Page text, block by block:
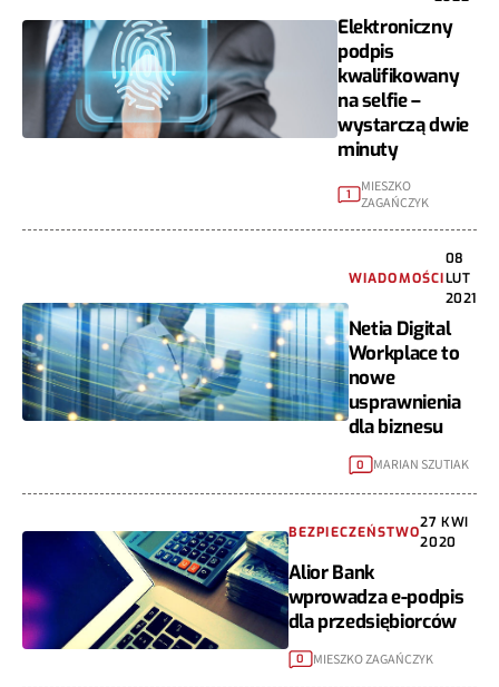
Elektroniczny
podpis
kwalifikowany
na selfie –
wystarczą dwie
minuty
1
MIESZKO
ZAGAŃCZYK
WIADOMOŚCI
08
LUT
2021
Netia Digital
Workplace to
nowe
usprawnienia
dla biznesu
0 MARIAN SZUTIAK
BEZPIECZEŃSTWO
27 KWI
2020
Alior Bank
wprowadza e-podpis
dla przedsiębiorców
0 MIESZKO ZAGAŃCZYK